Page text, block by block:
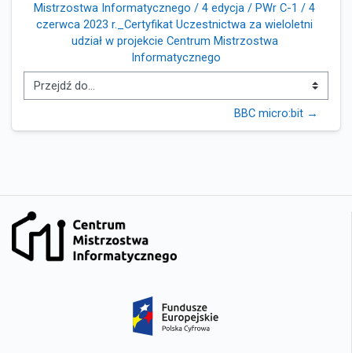
Mistrzostwa Informatycznego / 4 edycja / PWr C-1 / 4
czerwca 2023 r._Certyfikat Uczestnictwa za wieloletni
udział w projekcie Centrum Mistrzostwa
Informatycznego
Przejdź do...
BBC micro:bit →